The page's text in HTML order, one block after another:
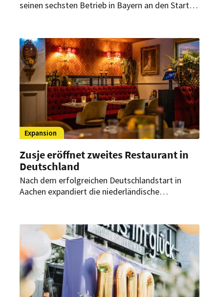
seinen sechsten Betrieb in Bayern an den Start.
überdachte Außenfläche in zentraler
Innenstadtlage.
Expansion
Zusje eröffnet zweites Restaurant in
Deutschland
Nach dem erfolgreichen Deutschlandstart in
Aachen expandiert die niederländische
Standort eröffnen.